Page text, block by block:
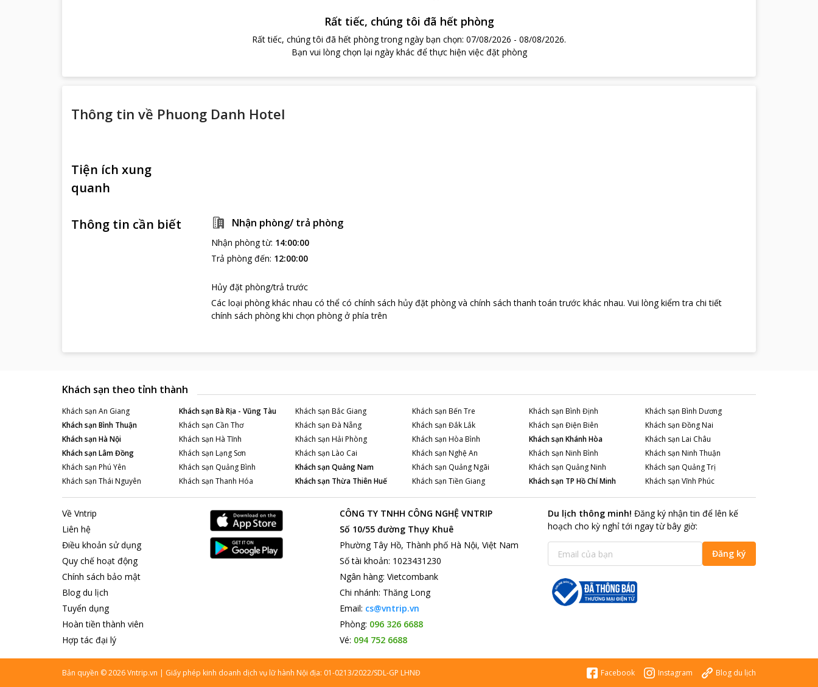
Rất tiếc, chúng tôi đã hết phòng
Rất tiếc, chúng tôi đã hết phòng trong ngày bạn chọn: 07/08/2026 - 08/08/2026.
Bạn vui lòng chọn lại ngày khác để thực hiện việc đặt phòng
Thông tin về Phuong Danh Hotel
Tiện ích xung
quanh
Thông tin cần biết Nhận phòng/ trả phòng
Nhận phòng từ: 14:00:00
Trả phòng đến: 12:00:00
Hủy đặt phòng/trả trước
Các loại phòng khác nhau có thể có chính sách hủy đặt phòng và chính sách thanh toán trước khác nhau. Vui lòng kiểm tra chi tiết
chính sách phòng khi chọn phòng ở phía trên
Khách sạn theo tỉnh thành
Khách sạn An Giang Khách sạnBà Rịa - Vũng Tàu Khách sạn Bắc Giang Khách sạn Bến Tre Khách sạn Bình Định Khách sạn Bình Dương
Khách sạnBình Thuận Khách sạn Cần Thơ Khách sạn Đà Nẵng Khách sạn Đắk Lắk Khách sạn Điện Biên Khách sạn Đồng Nai
Khách sạnHà Nội Khách sạn Hà Tĩnh Khách sạn Hải Phòng Khách sạn Hòa Bình Khách sạnKhánh Hòa Khách sạn Lai Châu
Khách sạnLâm Đồng Khách sạn Lạng Sơn Khách sạn Lào Cai Khách sạn Nghệ An Khách sạn Ninh Bình Khách sạn Ninh Thuận
Khách sạn Phú Yên Khách sạn Quảng Bình Khách sạnQuảng Nam Khách sạn Quảng Ngãi Khách sạn Quảng Ninh Khách sạn Quảng Trị
Khách sạn Thái Nguyên Khách sạn Thanh Hóa Khách sạn Thừa Thiên Huế Khách sạn Tiền Giang Khách sạn TP Hồ Chí Minh Khách sạn Vĩnh Phúc
Về Vntrip
Liên hệ
Điều khoản sử dụng
Quy chế hoạt động
Chính sách bảo mật
Blog du lịch
Tuyển dụng
Hoàn tiền thành viên
Hợp tác đại lý
CÔNG TY TNHH CÔNG NGHỆ VNTRIP
Số 10/55 đường Thụy Khuê
Phường Tây Hồ, Thành phố Hà Nội, Việt Nam
Số tài khoản: 1023431230
Ngân hàng: Vietcombank
Chi nhánh: Thăng Long
Email: cs@vntrip.vn
Phòng: 096 326 6688
Vé: 094 752 6688
Du lịch thông minh! Đăng ký nhận tin để lên kế
hoạch cho kỳ nghỉ tới ngay từ bây giờ:
Đăng ký
Bản quyền ©2026Vntrip.vn | Giấy phép kinh doanh dịch vụ lữ hành Nội địa: 01-0213/2022/SDL-GP LHNĐ Facebook Instagram Blog du lịch